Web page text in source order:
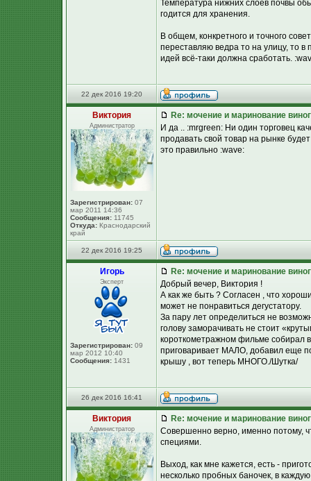
Температура нижних слоев почвы
годится для хранения.
В общем, конкретного и точного
переставляю ведра то на улицу, то
идей всё-таки должна сработать.
22 дек 2016 19:20
Виктория
Администратор
Зарегистрирован: 07
мар 2011 14:36
Сообщения: 11745
Откуда: Краснодарский
край
Re: мочение и маринование
И да .. :mrgreen: Ни один торговец
продавать свой товар на рынке
это правильно :wave:
22 дек 2016 19:25
Игорь
Эксперт
Зарегистрирован: 09
мар 2012 10:40
Сообщения: 1431
Re: мочение и маринование
Добрый вечер, Виктория !
А как же быть ? Согласен , что
может не понравиться дегустатору.
За пару лет определиться не
голову заморачивать не стоит
короткометражном фильме собирал
приговаривает МАЛО, добавил еще
крышу , вот теперь МНОГО./Шутка/
26 дек 2016 16:41
Виктория
Администратор
Re: мочение и маринование
Совершенно верно, именно потому,
специями.
Выход, как мне кажется, есть -
несколько пробных баночек, в